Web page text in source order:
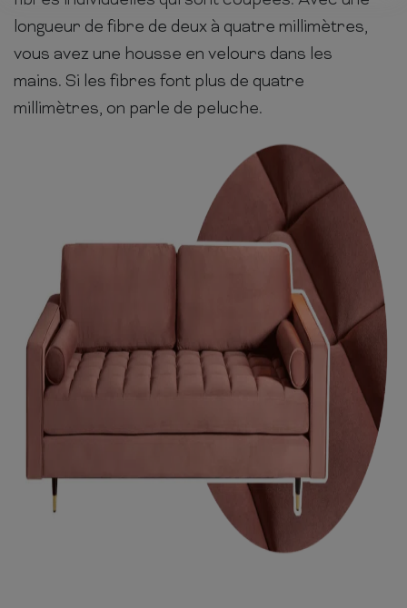
longueur de fibre de deux à quatre millimètres,
vous avez une housse en velours dans les
mains. Si les fibres font plus de quatre
millimètres, on parle de peluche.